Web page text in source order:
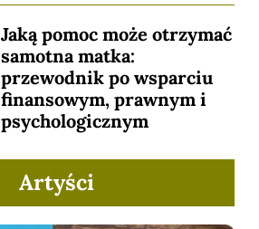
Jaką pomoc może otrzymać
samotna matka:
przewodnik po wsparciu
finansowym, prawnym i
psychologicznym
Artyści